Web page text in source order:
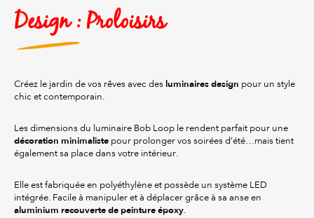
Design : Proloisirs
Créez le jardin de vos rêves avec des luminaires design pour un style
chic et contemporain.
Les dimensions du luminaire Bob Loop le rendent parfait pour une
décoration minimaliste pour prolonger vos soirées d’été…mais tient
également sa place dans votre intérieur.
Elle est fabriquée en polyéthylène et possède un système LED
intégrée. Facile à manipuler et à déplacer grâce à sa anse en
aluminium recouverte de peinture époxy.